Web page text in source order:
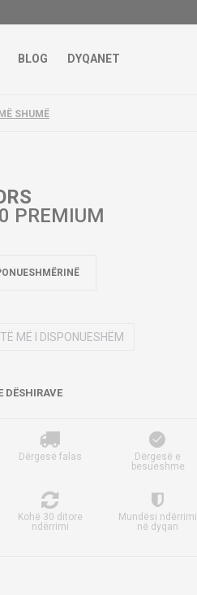
BLOG DYQANET
SHUMË
PREMIUM
MË I DISPONUESHËM
DËSHIRAVE
Dërgesë falas
Dërgesë e
besueshme
Kohë 30 ditore
ndërrimi
Mundësi ndërrimi
në dyqan